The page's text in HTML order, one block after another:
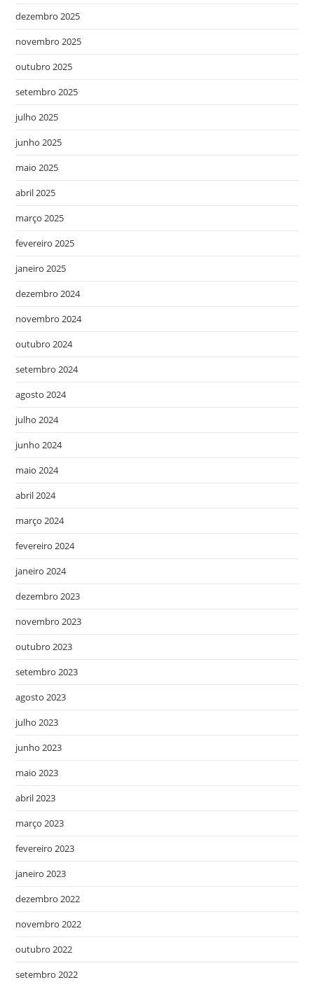
dezembro 2025
novembro 2025
outubro 2025
setembro 2025
julho 2025
junho 2025
maio 2025
abril 2025
março 2025
fevereiro 2025
janeiro 2025
dezembro 2024
novembro 2024
outubro 2024
setembro 2024
agosto 2024
julho 2024
junho 2024
maio 2024
abril 2024
março 2024
fevereiro 2024
janeiro 2024
dezembro 2023
novembro 2023
outubro 2023
setembro 2023
agosto 2023
julho 2023
junho 2023
maio 2023
abril 2023
março 2023
fevereiro 2023
janeiro 2023
dezembro 2022
novembro 2022
outubro 2022
setembro 2022